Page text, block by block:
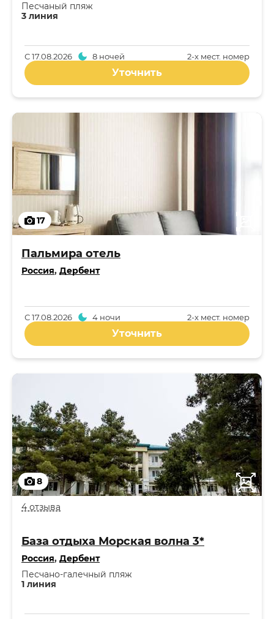
3 линия
Песчаный пляж
2-x мест. номер
С17.08.2026 8 ночей
Уточнить
17
Пальмира отель
Россия, Дербент
2-x мест. номер
С17.08.2026 4 ночи
Уточнить
8
4 отзыва
База отдыха Морская волна 3*
Россия, Дербент
1 линия
Песчано-галечный пляж